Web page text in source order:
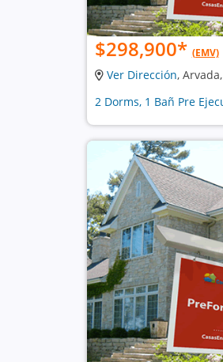
$298,900* (EMV)
Ver Dirección,
2 Dorms, 1 Bañ Pre